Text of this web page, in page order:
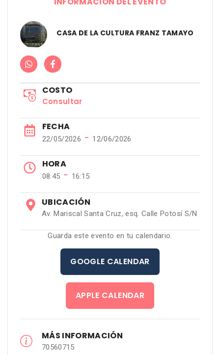
CASA DE LA CULTURA FRANZ TAMAYO
COSTO
Consultar
FECHA
22/05/2026 − 12/06/2026
HORA
08:45 − 16:15
UBICACIÓN
Av. Mariscal Santa Cruz, esq. Calle Potosí S/N
Guarda este evento en tu calendario.
GOOGLE CALENDAR
APPLE CALENDAR
MÁS INFORMACIÓN
70560715